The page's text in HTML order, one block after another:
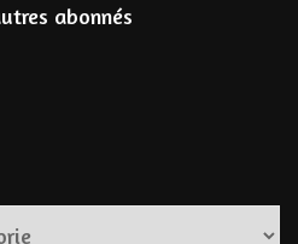
abonnés